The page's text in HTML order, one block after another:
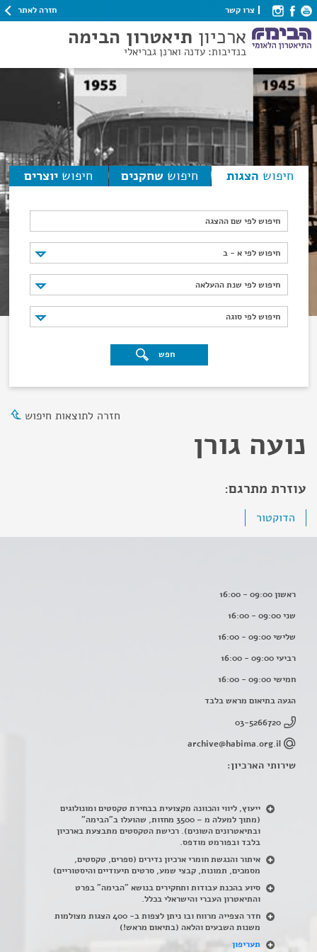
צרו קשר חזרה לאתר
ארכיון תיאטרון הבימה
בנדיבות: עדנה וארנן גבריאלי
חיפוש הצגות חיפוש שחקנים חיפוש יוצרים
חיפוש לפי שם ההצגה
חיפוש לפי א - ב
חיפוש לפי א - ב
חיפוש לפי שנת ההעלאה
חיפוש לפי שנת ההעלאה
חיפוש לפי סוגה
חיפוש לפי סוגה
חפש
חזרה לתוצאות חיפוש
נועה גורן
עוזרת מתרגם:
הדוקטור
ראשון 09:00 - 16:00
שני 09:00 - 16:00
שלישי 09:00 - 16:00
רביעי 09:00 - 16:00
חמישי 09:00 - 16:00
הגעה בתיאום מראש בלבד
03-5266720
archive@habima.org.il
שירותי הארכיון:
ייעוץ, ליווי והכוונה מקצועית בבחירת טקסטים ומונולוגים
(מתוך למעלה מ – 3500 מחזות, שהועלו ב"הבימה"
ובתיאטרונים השונים). רכישת הטקסטים מתבצעת בארכיון
בלבד ובפורמט מודפס.
איתור והנגשת חומרי ארכיון נדירים (ספרים, טקסטים,
מסמכים, תמונות, קבצי שמע, סרטים תיעודיים והיסטוריים)
סיוע בהכנת עבודות ותחקירים בנושא "הבימה" בפרט
והתיאטרון העברי והישראלי בכלל.
חדר הצפייה מרווח ובו ניתן לצפות ב- 400 הצגות מצולמות
משנות השבעים והלאה (בתיאום מראש!)
תעריפון